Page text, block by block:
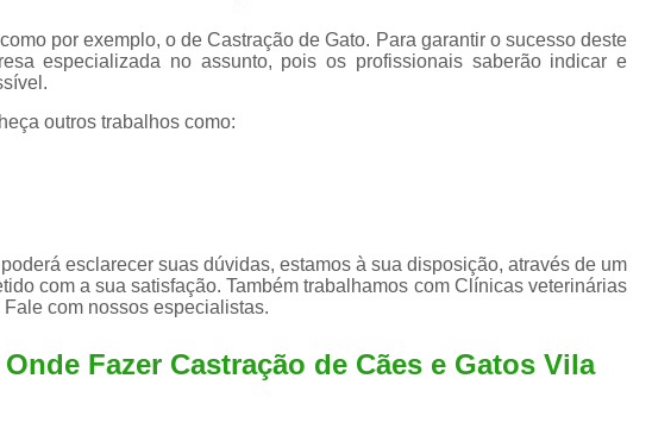
Internação Veterinária Santo André
por exemplo, o de Castração de Gato. Para garantir o sucesso deste
especializada no assunto, pois os profissionais saberão indicar e
outros trabalhos como:
esclarecer suas dúvidas, estamos à sua disposição, através de um
com a sua satisfação. Também trabalhamos com Clínicas veterinárias
com nossos especialistas.
Fazer Castração de Cães e Gatos Vila